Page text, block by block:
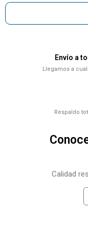
Envío a
Llegamos a
Respaldo
Calidad